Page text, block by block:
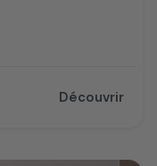
Découvrir